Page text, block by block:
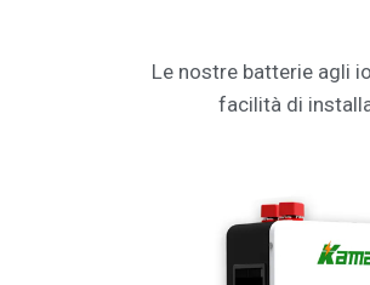
Le nostre batterie agli
facilità di